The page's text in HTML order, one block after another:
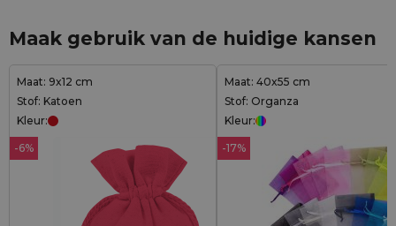
Maak gebruik van de huidige kansen
Maat: 9x12 cm
Stof: Katoen
Kleur:
-6%
Maat: 40x55 cm
Stof: Organza
Kleur:
-17%